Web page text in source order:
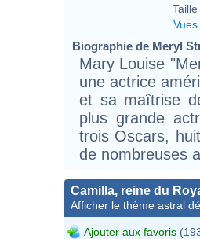
Taille
Vues
Biographie de Meryl
Mary Louise
une actrice
et sa maîtrise
plus grande
trois Oscars,
de nombreuses
Camilla, reine du
Afficher le thème astral
Ajouter aux favoris